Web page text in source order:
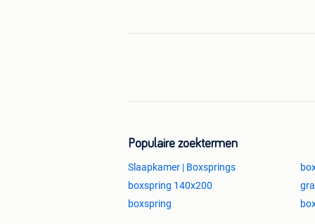
Adres 3 👉prins-leopoldplein 11
Sınt-niklaas 9100
( sint niklaas open op afspraak
Populaire zoektermen
Slaapkamer | Boxsprings
boxspring 140x200
boxspring